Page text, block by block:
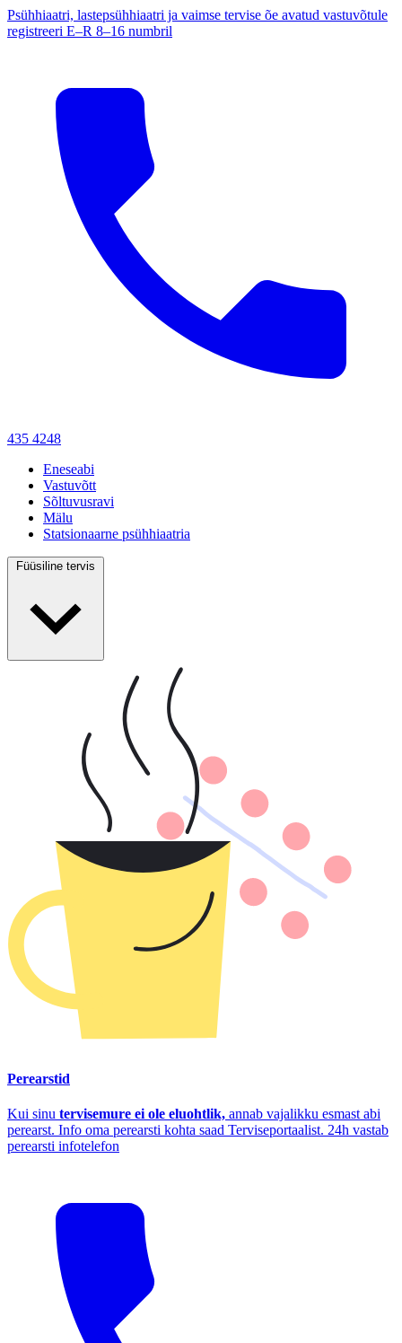
Psühhiaatri, lastepsühhiaatri ja vaimse tervise õe avatud vastuvõtule
registreeri E–R 8–16 numbril
435 4248
Eneseabi
Vastuvõtt
Sõltuvusravi
Mälu
Statsionaarne psühhiaatria
Füüsiline tervis
Perearstid
Kui sinu tervisemure ei ole eluohtlik, annab vajalikku esmast abi
perearst. Info oma perearsti kohta saad Terviseportaalist. 24h vastab
perearsti infotelefon